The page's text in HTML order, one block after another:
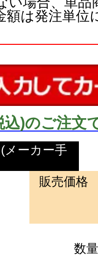
額は発注単位
込)のご注文
メーカー手
販売価格
数量